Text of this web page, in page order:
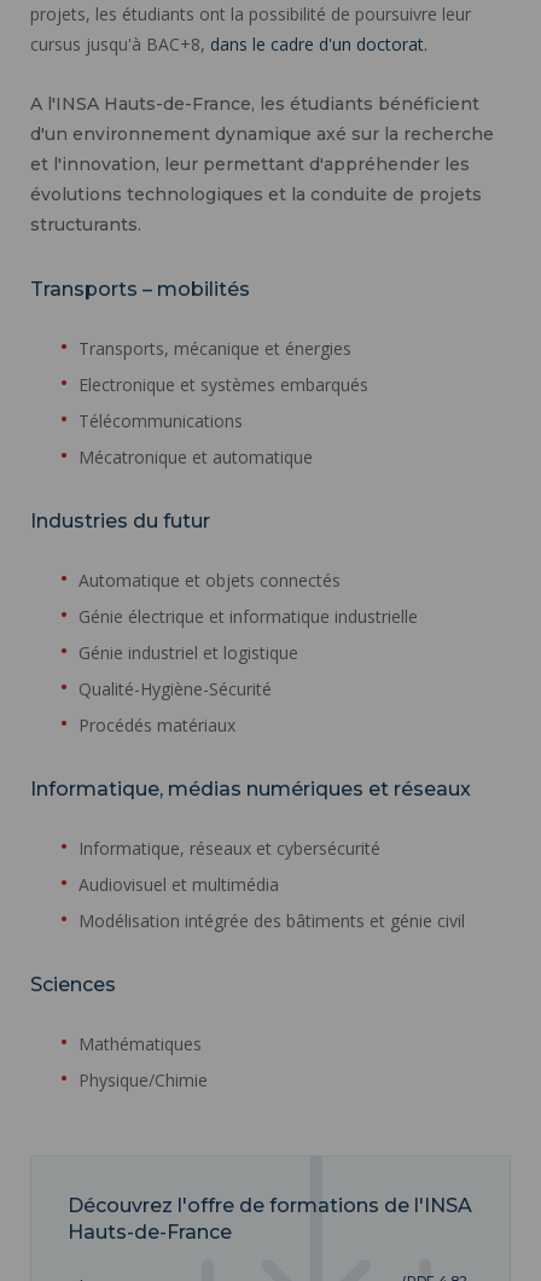
projets, les étudiants ont la possibilité de poursuivre leur
cursus jusqu'à BAC+8, dans le cadre d'un doctorat.
A l'INSA Hauts-de-France, les étudiants bénéficient
d'un environnement dynamique axé sur la recherche
et l'innovation, leur permettant d'appréhender les
évolutions technologiques et la conduite de projets
structurants.
Transports – mobilités
Transports, mécanique et énergies
Electronique et systèmes embarqués
Télécommunications
Mécatronique et automatique
Industries du futur
Automatique et objets connectés
Génie électrique et informatique industrielle
Génie industriel et logistique
Qualité-Hygiène-Sécurité
Procédés matériaux
Informatique, médias numériques et réseaux
Informatique, réseaux et cybersécurité
Audiovisuel et multimédia
Modélisation intégrée des bâtiments et génie civil
Sciences
Mathématiques
Physique/Chimie
Découvrez l'offre de formations de l'INSA
Hauts-de-France